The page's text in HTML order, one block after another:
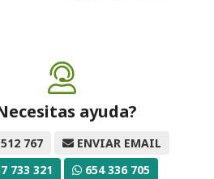
ayuda?
767
ENVIAR EMAIL
733 321
654 336 705